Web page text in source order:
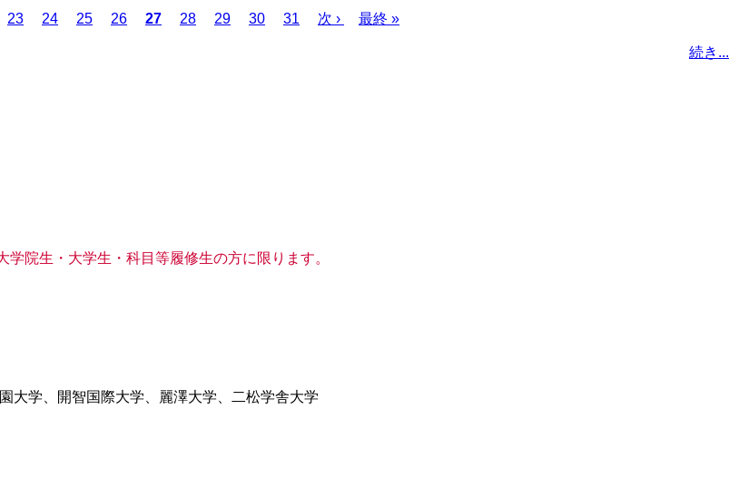
ペ
23
ペ
24
ペ
25
ペ
26
カ
27
ペ
28
ペ
29
ペ
30
ペ
31
次
次 ›
最
最終 »
続き...
院生・大学生・科目等履修生の方に限ります。
大学、開智国際大学、麗澤大学、二松学舎大学